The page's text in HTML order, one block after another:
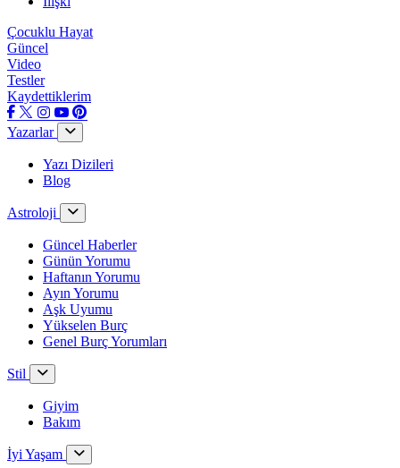
Çocuklu Hayat
Güncel
Video
Testler
Kaydettiklerim
Yazarlar
Yazı Dizileri
Blog
Astroloji
Güncel Haberler
Günün Yorumu
Haftanın Yorumu
Ayın Yorumu
Aşk Uyumu
Yükselen Burç
Genel Burç Yorumları
Stil
Giyim
Bakım
İyi Yaşam